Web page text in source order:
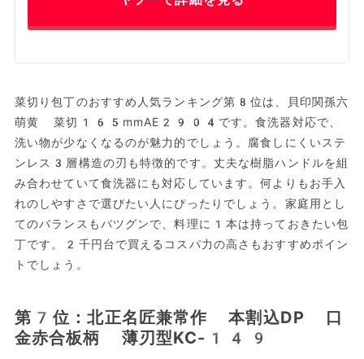
菜切り包丁のおすすめ人気ランキング第8位は、貝印関孫六
萌黄 菜切165mmAE2904です。食洗器対応で、
洗い物が少なくなるのが魅力的でしょう。腐食しにくいステ
ンレス3層構造の刃も特徴的です。丈夫な樹脂ハンドルを組
み合わせていて食洗器にも対応しています。何よりもお手入
れのしやすさで選びたい人にぴったりでしょう。家庭用とし
てのバランスもバツグンで、料理に1本は持っておきたい包
丁です。2千円台で買えるコスパ力の高さもおすすめポイン
トでしょう。
第7位：北正名匠兼常作 本割込DP 口
金赤合板柄 薄刃型KC-149